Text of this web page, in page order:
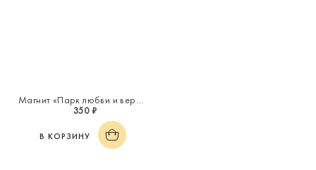
Магнит «Парк любви и верности»
350 ₽
В КОРЗИНУ